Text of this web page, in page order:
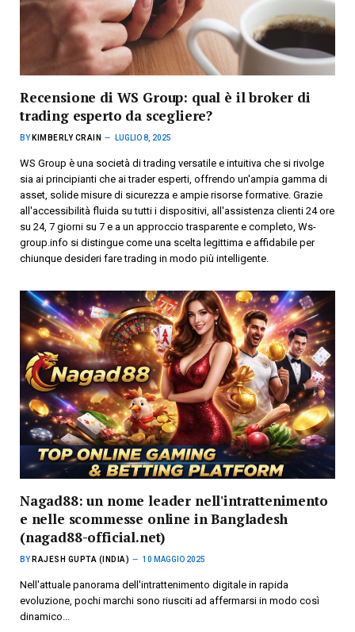
Recensione di WS Group: qual è il broker di
trading esperto da scegliere?
BY KIMBERLY CRAIN LUGLIO 8, 2025
WS Group è una società di trading versatile e intuitiva che si rivolge
sia ai principianti che ai trader esperti, offrendo un'ampia gamma di
asset, solide misure di sicurezza e ampie risorse formative. Grazie
all'accessibilità fluida su tutti i dispositivi, all'assistenza clienti 24 ore
su 24, 7 giorni su 7 e a un approccio trasparente e completo, Ws-
group.info si distingue come una scelta legittima e affidabile per
chiunque desideri fare trading in modo più intelligente.
Nagad88: un nome leader nell'intrattenimento
e nelle scommesse online in Bangladesh
(nagad88-official.net)
BY RAJESH GUPTA (INDIA) 10 MAGGIO 2025
Nell'attuale panorama dell'intrattenimento digitale in rapida
evoluzione, pochi marchi sono riusciti ad affermarsi in modo così
dinamico...